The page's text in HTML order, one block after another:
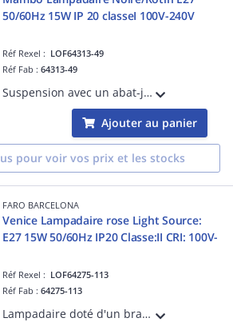
50/60Hz 15W IP 20 classeI 100V-240V
Réf Rexel : LOF64313-49
Réf Fab :64313-49
Suspension avec un abat-jour en textile Beige diffuseur en papyrus structure en Acier couleur Noir mat Beige E27 source non incluse 50/60Hz 15W IP 20classe II 100V-240V hauteur: 1.8mmlongueur: 500mm profondeur:500mm
Ajouter au panier
pour voir vos prix et les stocks
FARO BARCELONA
Venice Lampadaire rose Light Source:
E27 15W 50/60Hz IP20 Classe:II CRI: 100V-
Réf Rexel : LOF64275-113
Réf Fab :64275-113
Lampadaire doté d'un bras rotatif qui vous permet de rapprocher ou d'éloigner la lumière, selon les besoins du moment. L'abat-jour rose est en céramique et est fabriqué à la main dans un atelier de Barcelone.